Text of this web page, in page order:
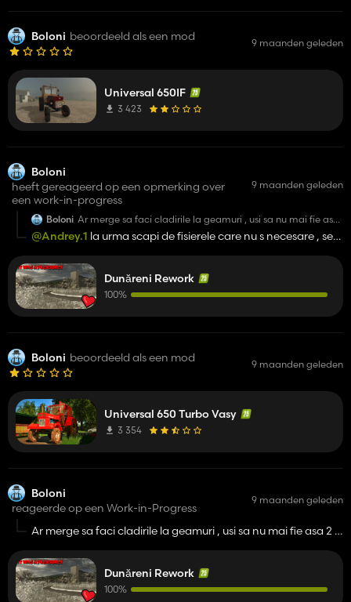
Boloni beoordeeld als een mod 9 maanden geleden
Universal 650IF
3 423
Boloni
heeft gereageerd op een opmerking over
een work-in-progress
9 maanden geleden
Boloni Ar merge sa faci cladirile la geamuri , usi sa nu mai fie asa
2 d , si sa bagi texturile intr un AI pentru a le face mai clare
si nu asa pixelate , in rest arata WOW
@Andrey.1 la urma scapi de fisierele care nu s necesare , se
automat texturile le preia din joc si nu din folderul mapei
Dunăreni Rework
100%
Boloni beoordeeld als een mod 9 maanden geleden
Universal 650 Turbo Vasy
3 354
Boloni
reageerde op een Work-in-Progress
9 maanden geleden
Ar merge sa faci cladirile la geamuri , usi sa nu mai fie asa 2 d
asa pixelate , in rest arata WOW
Dunăreni Rework
100%